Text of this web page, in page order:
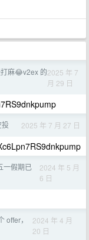
麻😂v2ex 的2025 年 7
月 29 日
投 2025 年 7 月 27 日
一假期已
2024 年 5 月
6 日
offer，
2024 年 4 月
20 日